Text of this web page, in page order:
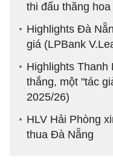
thi đấu thăng hoa
Highlights Đà
giá (LPBank
Highlights Thanh
thắng, một "tác
2025/26)
HLV Hải Phòng
thua Đà Nẵng